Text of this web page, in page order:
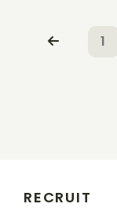
1
RECRUIT